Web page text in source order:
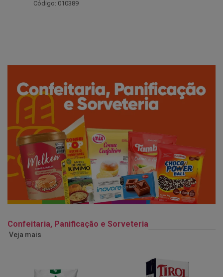
Confeitaria, Panificação e Sorveteria
Veja mais